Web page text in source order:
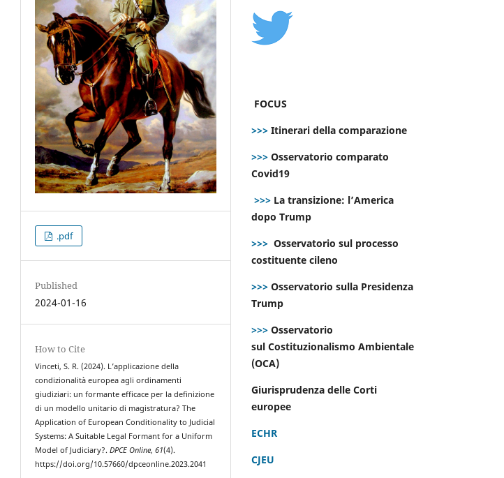
.pdf
Published
2024-01-16
How to Cite
Vinceti, S. R. (2024). L’applicazione della
condizionalità europea agli ordinamenti
giudiziari: un formante efficace per la definizione
di un modello unitario di magistratura? The
Application of European Conditionality to Judicial
Systems: A Suitable Legal Formant for a Uniform
Model of Judiciary?.DPCE Online,61(4).
https://doi.org/10.57660/dpceonline.2023.2041
FOCUS
>>> Itinerari della comparazione
>>> Osservatorio comparato
Covid19
>>> La transizione: l’America
dopo Trump
>>> Osservatorio sul processo
costituente cileno
>>> Osservatorio sulla Presidenza
Trump
>>> Osservatorio
sul Costituzionalismo Ambientale
(OCA)
Giurisprudenza delle Corti
europee
ECHR
CJEU